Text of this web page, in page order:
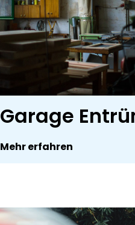
Garage
Mehr erfahren